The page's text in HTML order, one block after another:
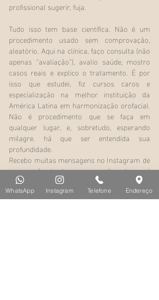
profissional sugerir, fuja.
Tudo isso tem base científica. Não é um
procedimento usado sem comprovação,
aleatório. Aqui na clínica, faço consulta (não
apenas “avaliação”), avalio saúde, mostro
casos reais e explico o tratamento. É por
isso que estudei, fiz cursos caros e
especialização na melhor instituição da
América Latina em harmonização orofacial.
Não é procedimento que se faça em
qualquer lugar, e, sobretudo, esperando
milagre. há que ser entendida sua
profundidade.
Recebo muitas mensagens no Instagram de
pessoas frustradas por procedimentos mal
feitos. O bioestimulador é um tratamento
longo, precisa paciência e compreensão de
que envolve a dinâmica biológica corporal,
WhatsApp Instagram Telefone Endereço